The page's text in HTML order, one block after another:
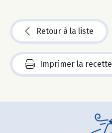
Retour à la liste
Imprimer la recette